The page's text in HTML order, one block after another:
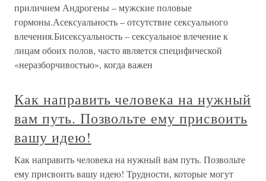
приличием Андрогены – мужские половые
гормоны.Асексуальность – отсутствие сексуального
влечения.Бисексуальность – сексуальное влечение к
лицам обоих полов, часто является специфической
«неразборчивостью», когда важен
Как направить человека на нужный
вам путь. Позвольте ему присвоить
вашу идею!
Как направить человека на нужный вам путь. Позвольте
ему присвоить вашу идею! Трудности, которые могут